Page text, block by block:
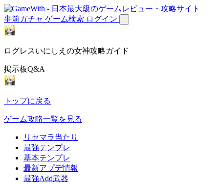
事前ガチャ ゲーム検索 ログイン
ログレスいにしえの女神攻略ガイド
掲示板Q&A
トップに戻る
ゲーム攻略一覧を見る
リセマラ当たり
最強テンプレ
基本テンプレ
最新アプデ情報
最強Add武器